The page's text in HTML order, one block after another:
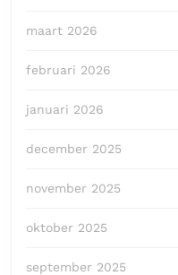
maart 2026
februari 2026
januari 2026
december 2025
november 2025
oktober 2025
september 2025